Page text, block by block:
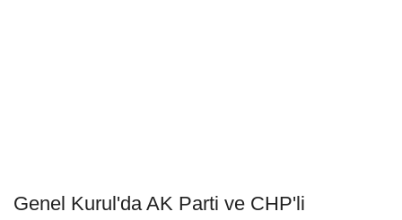
Genel Kurul'da AK Parti ve CHP'li